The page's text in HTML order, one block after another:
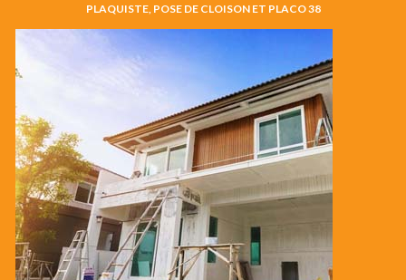
PLAQUISTE, POSE DE CLOISON ET PLACO 38